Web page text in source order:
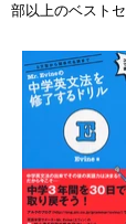
部以上のベスト